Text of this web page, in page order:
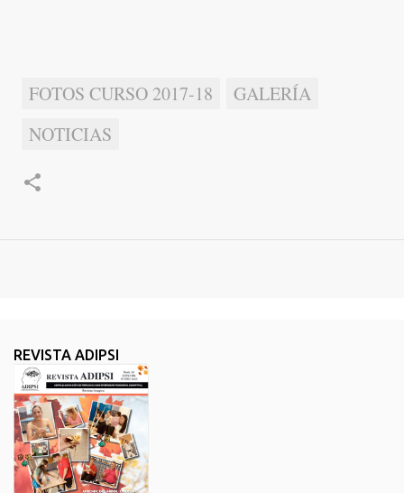
FOTOS CURSO 2017-18
GALERÍA
NOTICIAS
REVISTA ADIPSI